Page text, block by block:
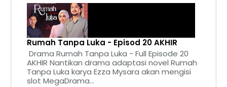
Rumah Tanpa Luka - Episod 20 AKHIR
Drama Rumah Tanpa Luka - Full Episode 20
AKHIR Nantikan drama adaptasi novel Rumah
Tanpa Luka karya Ezza Mysara akan mengisi
slot MegaDrama...